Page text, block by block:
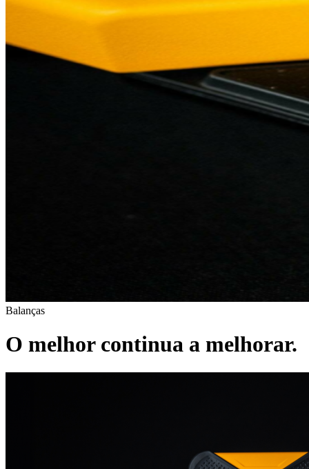
Balanças
O melhor continua a melhorar.